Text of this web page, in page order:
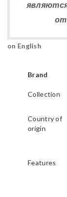
on English
Brand
Collection
Country of
origin
Features